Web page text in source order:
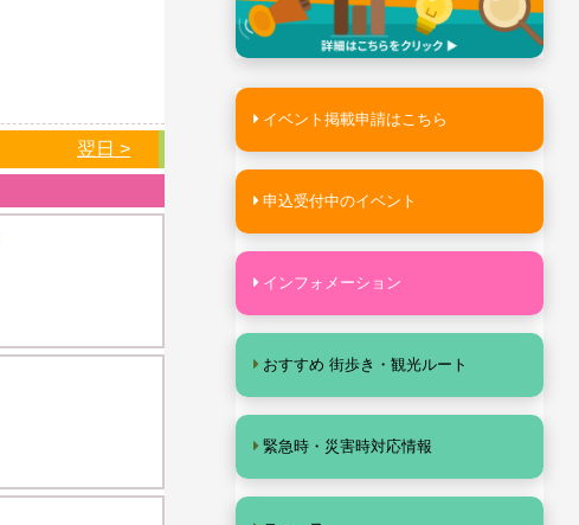
翌日 >
イベント掲載申請はこちら
申込受付中のイベント
インフォメーション
おすすめ 街歩き・観光ルート
緊急時・災害時対応情報